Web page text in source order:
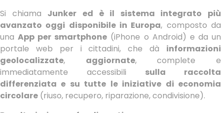
Si chiama Junker ed è il sistema integrato più
avanzato oggi disponibile in Europa, composto da
unaApp per smartphone (iPhone o Android) e da un
portale web per i cittadini, che dà informazioni
geolocalizzate, aggiornate, complete e
immediatamente accessibili sulla raccolta
differenziata e su tutte le iniziative di economia
circolare (riuso, recupero, riparazione, condivisione).